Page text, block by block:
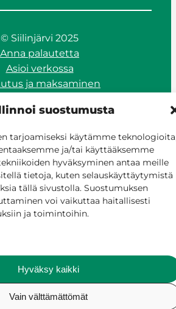
suostumusta
tarjoamiseksi käytämme
ja/tai käyttääksemme
hyväksyminen antaa meille
tietoja, kuten selauskäyttäytymistä
tällä sivustolla. Suostumuksen
voi vaikuttaa haitallisesti
ja toimintoihin.
Hyväksy kaikki
Vain välttämättömät
© Siilinjärvi 2025
Anna palautetta
Asioi verkossa
ja maksaminen
Evästekäytäntö